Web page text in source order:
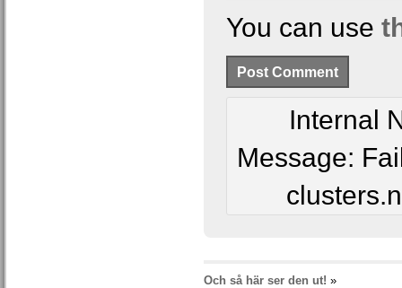
You can use
Internal
Message:
Och så här ser den ut! »